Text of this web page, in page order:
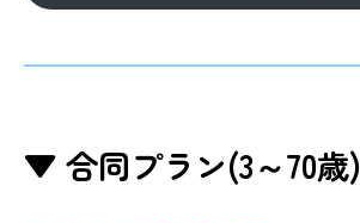
▼ 合同プラン(3～70歳)